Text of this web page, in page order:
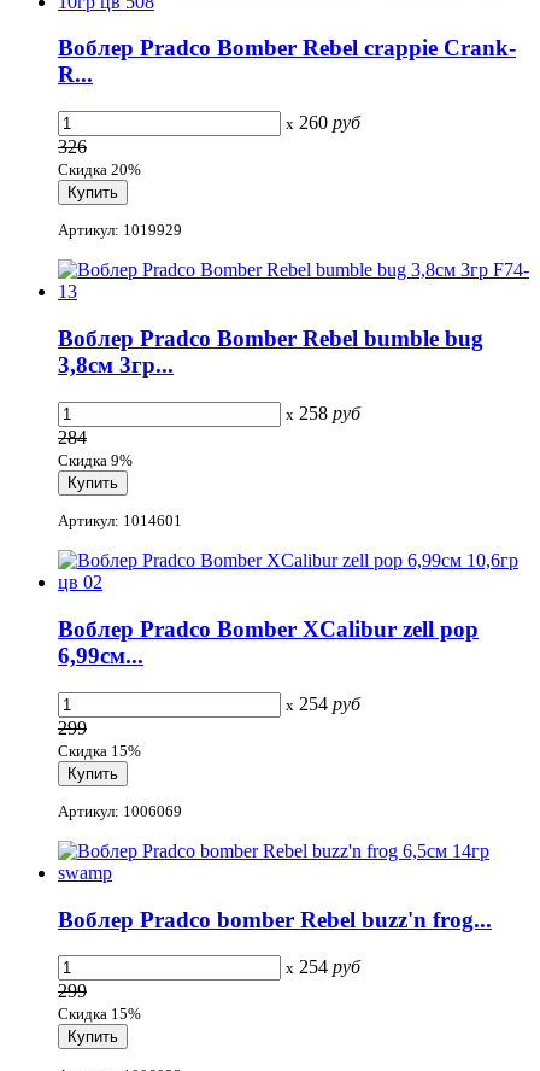
Воблер Pradco Bomber Rebel crappie Crank-
R...
x 260 руб
326
Скидка 20%
Артикул: 1019929
Воблер Pradco Bomber Rebel bumble bug
3,8см 3гр...
x 258 руб
284
Скидка 9%
Артикул: 1014601
Воблер Pradco Bomber XCalibur zell pop
6,99см...
x 254 руб
299
Скидка 15%
Артикул: 1006069
Воблер Pradco bomber Rebel buzz'n frog...
x 254 руб
299
Скидка 15%